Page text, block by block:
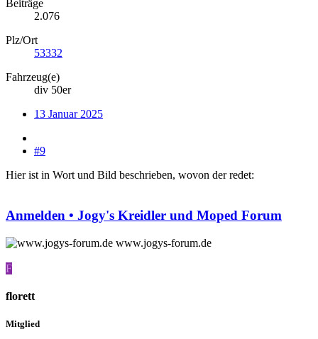
Beiträge
2.076
Plz/Ort
53332
Fahrzeug(e)
div 50er
13 Januar 2025
#9
Hier ist in Wort und Bild beschrieben, wovon der redet:
Anmelden • Jogy's Kreidler und Moped Forum
www.jogys-forum.de
F
florett
Mitglied